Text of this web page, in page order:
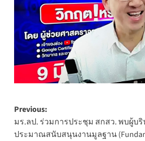
Post
navigation
Previous:
มร.ลป. ร่วมการประชุม สกสว. พบผู้บ
ประมาณสนับสนุนงานมูลฐาน